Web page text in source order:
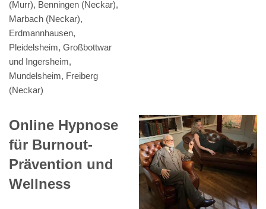
(Murr), Benningen (Neckar),
Marbach (Neckar),
Erdmannhausen,
Pleidelsheim, Großbottwar
und Ingersheim,
Mundelsheim, Freiberg
(Neckar)
Online Hypnose
für Burnout-
Prävention und
Wellness